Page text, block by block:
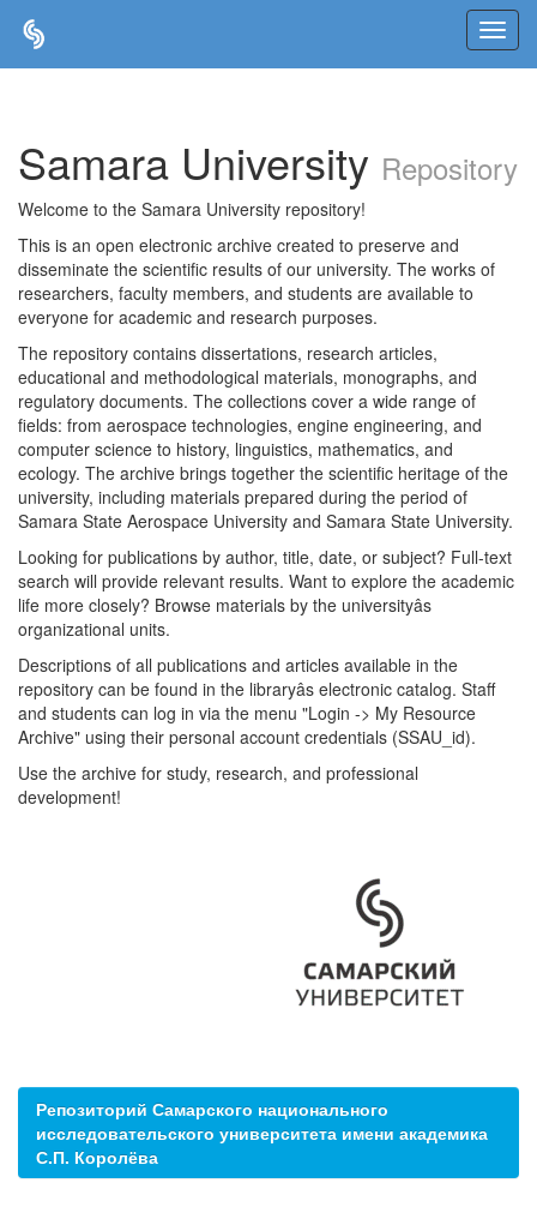
Samara University Repository
Welcome to the Samara University repository!
This is an open electronic archive created to preserve and
disseminate the scientific results of our university. The works of
researchers, faculty members, and students are available to
everyone for academic and research purposes.
The repository contains dissertations, research articles,
educational and methodological materials, monographs, and
regulatory documents. The collections cover a wide range of
fields: from aerospace technologies, engine engineering, and
computer science to history, linguistics, mathematics, and
ecology. The archive brings together the scientific heritage of the
university, including materials prepared during the period of
Samara State Aerospace University and Samara State University.
Looking for publications by author, title, date, or subject? Full-text
search will provide relevant results. Want to explore the academic
life more closely? Browse materials by the universityâs
organizational units.
Descriptions of all publications and articles available in the
repository can be found in the libraryâs electronic catalog. Staff
and students can log in via the menu "Login -> My Resource
Archive" using their personal account credentials (SSAU_id).
Use the archive for study, research, and professional
development!
Репозиторий Самарского национального
исследовательского университета имени академика
С.П. Королёва